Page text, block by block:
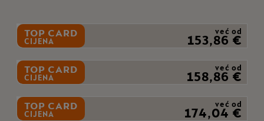
TOP CARD
CIJENA
već od
153,86 €
TOP CARD
CIJENA
već od
158,86 €
TOP CARD
CIJENA
već od
174,04 €